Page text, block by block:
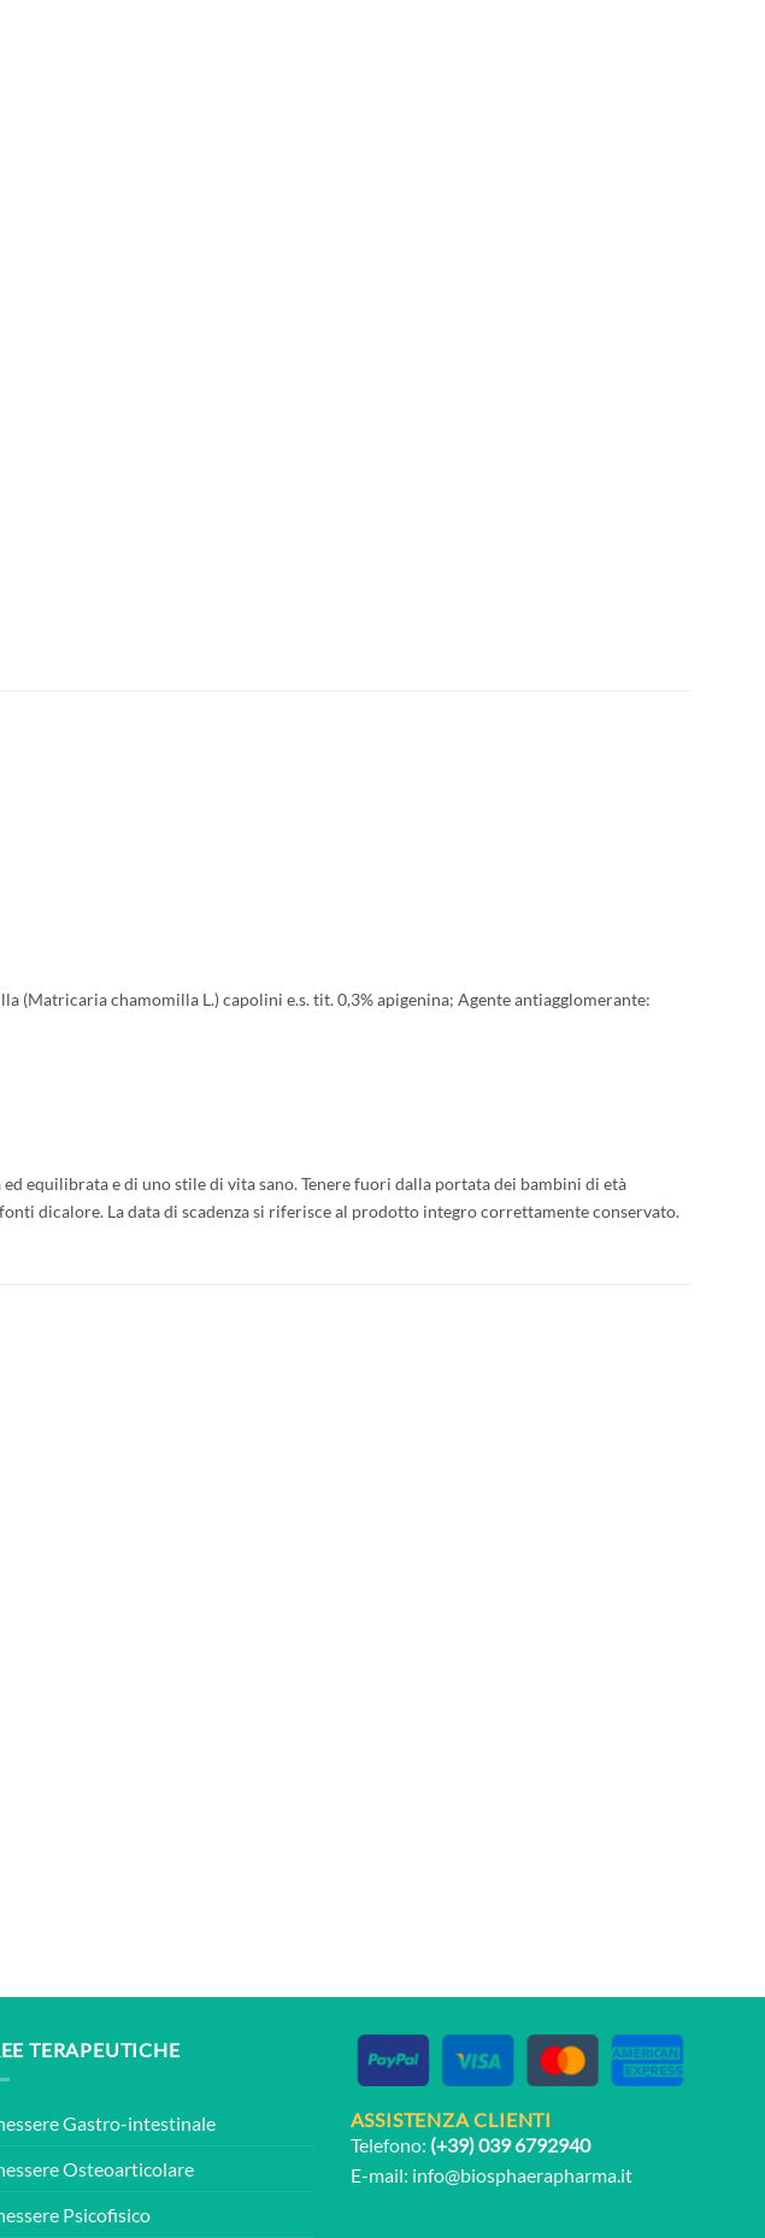
chamomilla L.) capolini e.s. tit. 0,3% apigenina; Agente antiagglomerante:
equilibrata e di uno stile di vita sano. Tenere fuori dalla portata dei bambini di età
dicalore. La data di scadenza si riferisce al prodotto integro correttamente conservato.
TERAPEUTICHE
Gastro-intestinale
Osteoarticolare
Psicofisico
ASSISTENZA CLIENTI
Telefono: (+39) 039 6792940
E-mail: info@biosphaerapharma.it